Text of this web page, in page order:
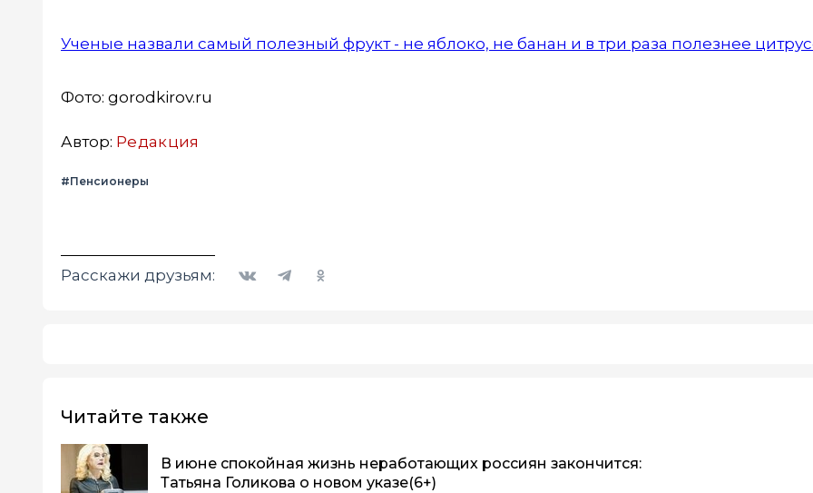
Ученые назвали самый полезный фрукт - не яблоко, не банан и в три раза полезнее
Фото: gorodkirov.ru
Автор: Редакция
#Пенсионеры
Расскажи друзьям:
Читайте также
В июне спокойная жизнь неработающих россиян закончится:
Татьяна Голикова о новом указе(6+)